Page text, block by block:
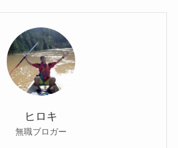
ヒロキ
無職ブロガー